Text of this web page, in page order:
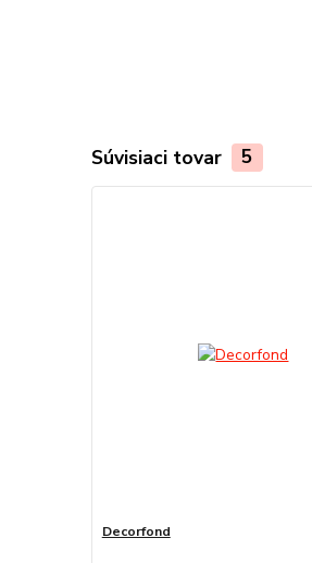
Súvisiaci tovar 5
Decorfond